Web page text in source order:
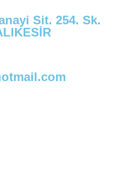
Sit. 254. Sk.